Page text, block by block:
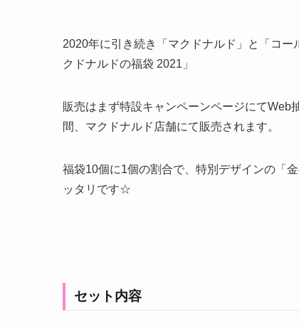
2020年に引き続き「マクドナルド」と「コ
クドナルドの福袋 2021」
販売はまず特設キャンペーンページにてWeb
間、マクドナルド店舗にて販売されます。
福袋10個に1個の割合で、特別デザインの「
ッタリです☆
セット内容